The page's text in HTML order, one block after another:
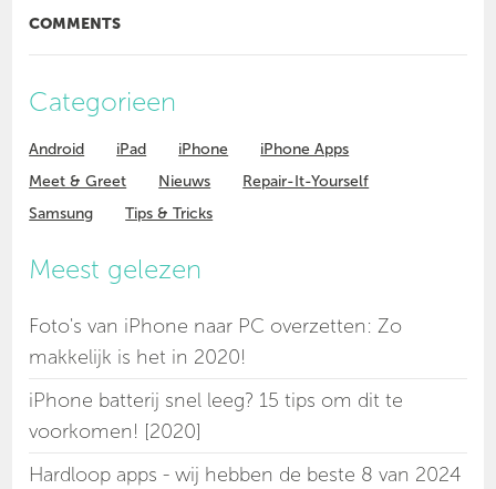
COMMENTS
Categorieen
Android iPad iPhone
iPhone Apps
Meet & Greet
Nieuws
Repair-It-Yourself
Samsung
Tips & Tricks
Meest gelezen
Foto's van iPhone naar PC overzetten: Zo
makkelijk is het in 2020!
iPhone batterij snel leeg? 15 tips om dit te
voorkomen! [2020]
Hardloop apps - wij hebben de beste 8 van 2024